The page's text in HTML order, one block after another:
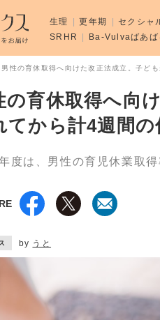
男性の育休取得へ向けた改正法成立。子ど
の育休取得へ向
てから計4週間
度は、男性の育児休業取
by うと
生理 更年期 セクシャ
SRHR
Ba-Vulvaばあば